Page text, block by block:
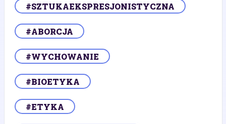
#SZTUKAEKSPRESJONISTYCZNA
#ABORCJA
#WYCHOWANIE
#BIOETYKA
#ETYKA